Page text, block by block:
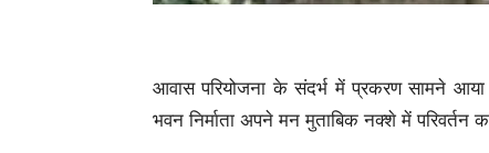
आवास परियोजना के संदर्भ में प्रकरण सामने आया
भवन निर्माता अपने मन मुताबिक नक्शे में